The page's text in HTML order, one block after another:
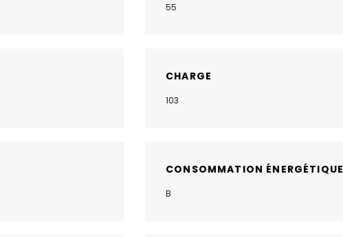
55
CHARGE
103
CONSOMMATION ÉNERGÉTIQUE
B